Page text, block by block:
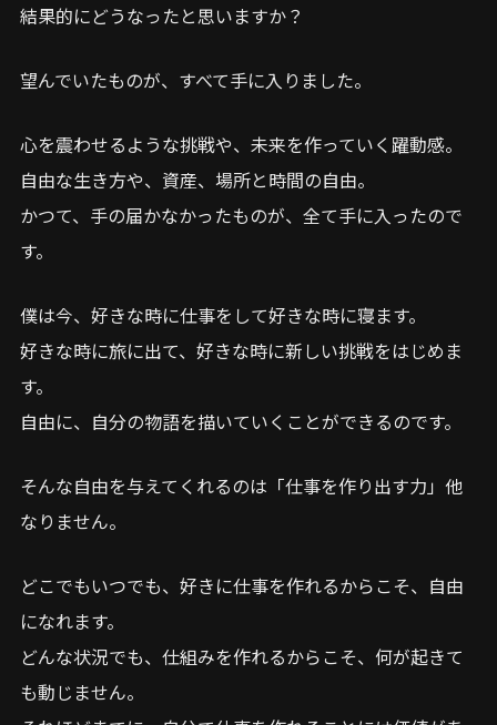
結果的にどうなったと思いますか？
望んでいたものが、すべて手に入りました。
心を震わせるような挑戦や、未来を作っていく躍動感。
自由な生き方や、資産、場所と時間の自由。
かつて、手の届かなかったものが、全て手に入ったので
す。
僕は今、好きな時に仕事をして好きな時に寝ます。
好きな時に旅に出て、好きな時に新しい挑戦をはじめま
す。
自由に、自分の物語を描いていくことができるのです。
そんな自由を与えてくれるのは「仕事を作り出す力」他
なりません。
どこでもいつでも、好きに仕事を作れるからこそ、自由
になれます。
どんな状況でも、仕組みを作れるからこそ、何が起きて
も動じません。